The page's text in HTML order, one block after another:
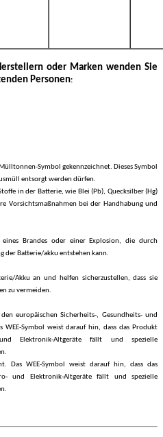
oder Marken wenden Sie
Personen:
Symbol gekennzeichnet. Dieses Symbol
entsorgt werden dürfen.
in der Batterie, wie Blei (Pb), Quecksilber (Hg)
Vorsichtsmaßnahmen bei der Handhabung und
Brandes oder einer Explosion, die durch
der Batterie/akku entstehen kann.
Akku an und helfen sicherzustellen, dass sie
zu vermeiden.
europäischen Sicherheits-, Gesundheits- und
Symbol weist darauf hin, dass das Produkt
Elektronik-Altgeräte fällt und spezielle
Das WEE-Symbol weist darauf hin, dass das
und Elektronik-Altgeräte fällt und spezielle